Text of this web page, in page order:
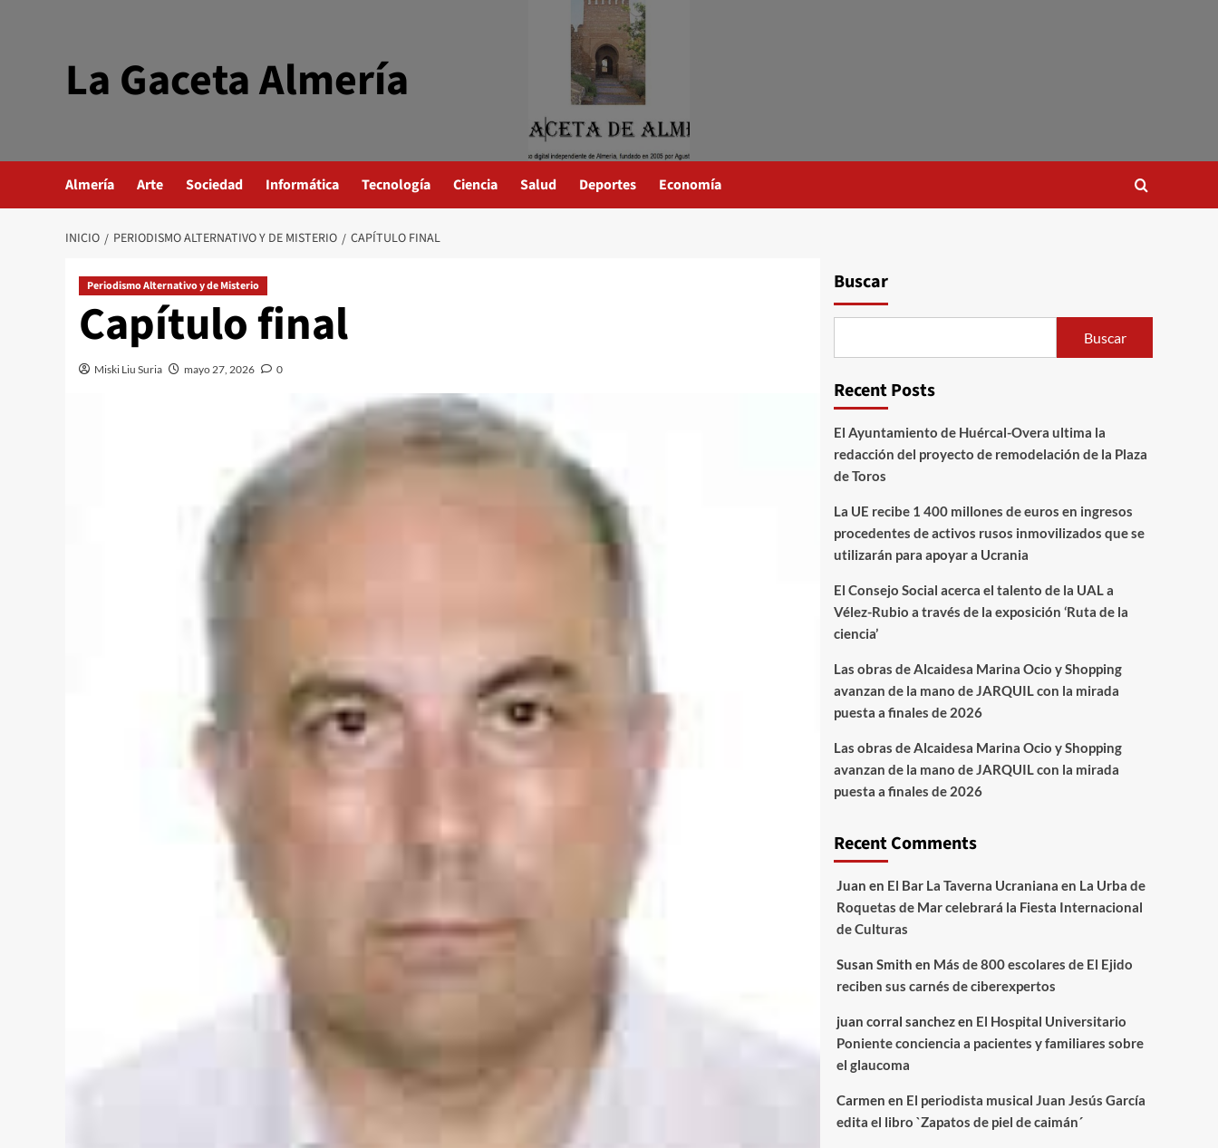
La Gaceta Almería
Almería Arte Sociedad Informática Tecnología Ciencia Salud Deportes Economía
INICIO PERIODISMO ALTERNATIVO Y DE MISTERIO CAPÍTULO FINAL
Periodismo Alternativo y de Misterio
Capítulo final
Miski Liu Suria mayo 27, 2026 0
Buscar
Buscar
Recent Posts
El Ayuntamiento de Huércal-Overa ultima la
redacción del proyecto de remodelación de la Plaza
de Toros
La UE recibe 1 400 millones de euros en ingresos
procedentes de activos rusos inmovilizados que se
utilizarán para apoyar a Ucrania
El Consejo Social acerca el talento de la UAL a
Vélez-Rubio a través de la exposición ‘Ruta de la
ciencia’
Las obras de Alcaidesa Marina Ocio y Shopping
avanzan de la mano de JARQUIL con la mirada
puesta a finales de 2026
Las obras de Alcaidesa Marina Ocio y Shopping
avanzan de la mano de JARQUIL con la mirada
puesta a finales de 2026
Recent Comments
Juan en El Bar La Taverna Ucraniana en La Urba de
Roquetas de Mar celebrará la Fiesta Internacional
de Culturas
Susan Smith en Más de 800 escolares de El Ejido
reciben sus carnés de ciberexpertos
juan corral sanchezen El Hospital Universitario
Poniente conciencia a pacientes y familiares sobre
el glaucoma
Carmen en El periodista musical Juan Jesús García
edita el libro `Zapatos de piel de caimán´